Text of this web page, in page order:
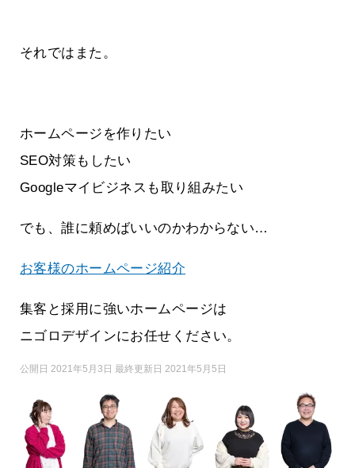
それではまた。
ホームページを作りたい
SEO対策もしたい
Googleマイビジネスも取り組みたい
でも、誰に頼めばいいのかわからない…
お客様のホームページ紹介
集客と採用に強いホームページは
ニゴロデザインにお任せください。
公開日 2021年5月3日 最終更新日 2021年5月5日